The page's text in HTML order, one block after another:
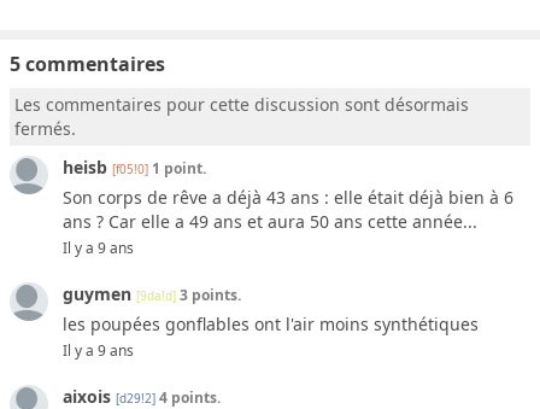
5 commentaires
Les commentaires pour cette discussion sont désormais
fermés.
heisb [f05!0] 1 point.
Son corps de rêve a déjà 43 ans : elle était déjà bien à 6
ans ? Car elle a 49 ans et aura 50 ans cette année...
Il y a 9 ans
guymen [9da!d] 3 points.
les poupées gonflables ont l'air moins synthétiques
Il y a 9 ans
aixois [d29!2] 4 points.